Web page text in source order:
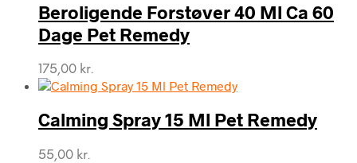
Beroligende Forstøver 40 Ml Ca 60
Dage Pet Remedy
175,00 kr.
Calming Spray 15 Ml Pet Remedy
55,00 kr.